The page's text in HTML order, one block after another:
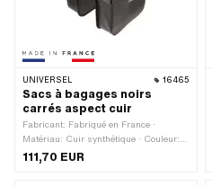
UNIVERSEL 16465
Sacs à bagages noirs
carrés aspect cuir
Fabricant: Fabriqué en France ·
Matériau: Cuir synthétique · Couleur:
noir · Champ d'application:
Intervention sur la voie publique ·
111,70 EUR